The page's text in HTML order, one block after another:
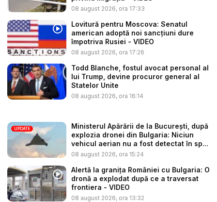
08 august 2026, ora 17:33
Lovitură pentru Moscova: Senatul
american adoptă noi sancțiuni dure
împotriva Rusiei - VIDEO
08 august 2026, ora 17:26
Todd Blanche, fostul avocat personal al
lui Trump, devine procuror general al
Statelor Unite
08 august 2026, ora 16:14
UPDATE
Ministerul Apărării de la București, după
explozia dronei din Bulgaria: Niciun
vehicul aerian nu a fost detectat în sp...
08 august 2026, ora 15:24
Alertă la granița României cu Bulgaria: O
dronă a explodat după ce a traversat
frontiera - VIDEO
08 august 2026, ora 13:32